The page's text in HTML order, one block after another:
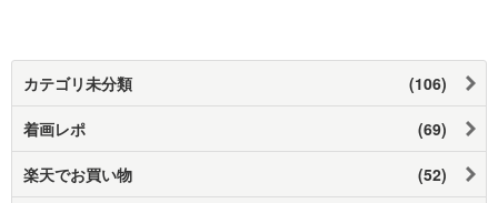
カテゴリ未分類 (106)
着画レポ (69)
楽天でお買い物 (52)